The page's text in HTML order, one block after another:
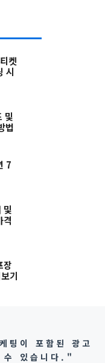
켓
시
및
법
7
및
격
장
기
팅이 포함된 광고
수 있습니다."